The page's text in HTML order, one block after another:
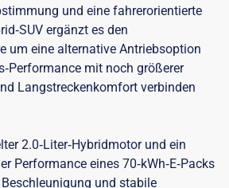
und eine fahrerorientierte
ergänzt es den
um eine alternative Antriebsoption
mit noch größerer
Langstreckenkomfort verbinden
2.0‑Liter‑Hybridmotor und ein
Performance eines 70‑kWh‑E‑Packs
und stabile